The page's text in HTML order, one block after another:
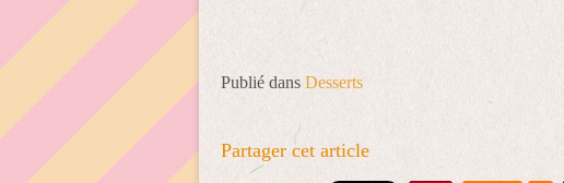
Publié dans Desserts
Partager cet article